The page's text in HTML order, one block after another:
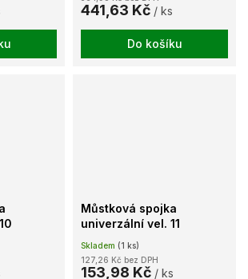
441,63 Kč / ks
Do košíku
Můstková spojka
univerzální vel. 11
Skladem (1 ks)
127,26 Kč bez DPH
153,98 Kč / ks